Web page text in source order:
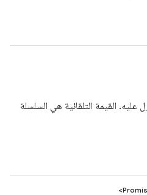
عليه. القيمة التلقائية هي السلسلة